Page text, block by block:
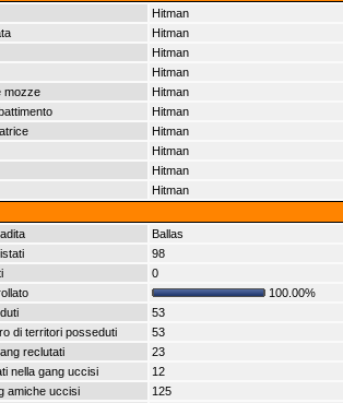
Hitman
Hitman
Hitman
Hitman
mozze
Hitman
Hitman
Hitman
Hitman
Hitman
Hitman
Ballas
98
0
100.00%
53
di territori posseduti
53
reclutati
23
nella gang uccisi
12
amiche uccisi
125